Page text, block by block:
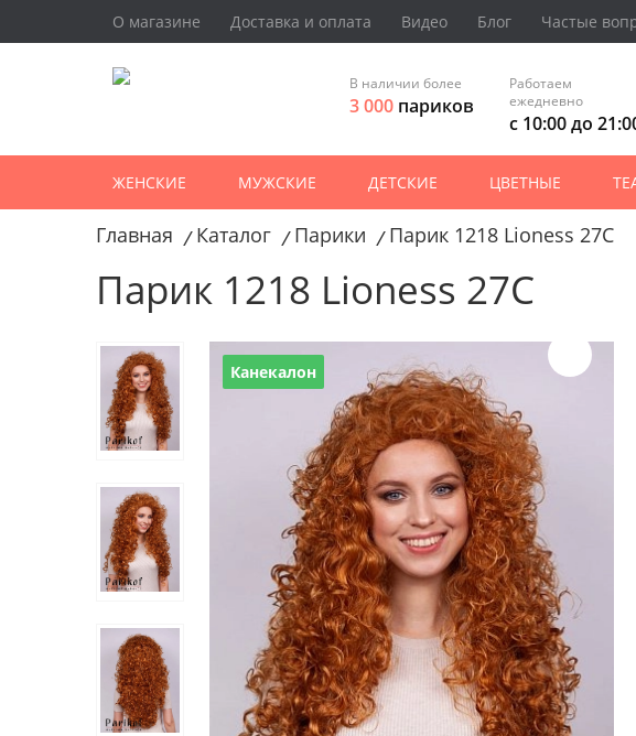
О магазине Доставка и оплата Видео Блог Частые
В наличии более
3 000 париков
Работаем
ежедневно
с 10:00 до
ЖЕНСКИЕ МУЖСКИЕ ДЕТСКИЕ ЦВЕТНЫЕ
Главная / Каталог / Парики / Парик 1218 Lioness 27C
Парик 1218 Lioness 27C
Канекалон